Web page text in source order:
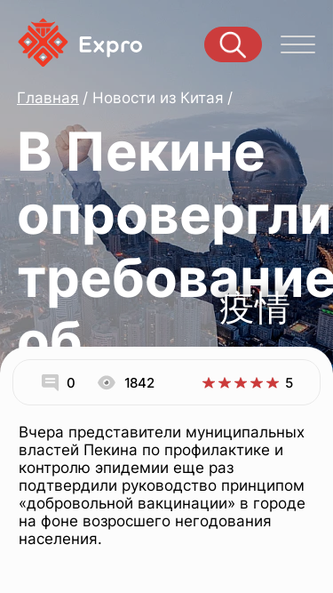
疫情
Главная Новости из Китая
В Пекине
опровергли
требование
об
вакцинации
0 1842 5
Вчера представители муниципальных
властей Пекина по профилактике и
контролю эпидемии еще раз
подтвердили руководство принципом
«добровольной вакцинации» в городе
на фоне возросшего негодования
населения.